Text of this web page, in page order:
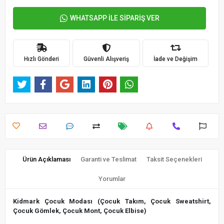
WHATSAPP İLE SİPARİŞ VER
Hızlı Gönderi Güvenli Alışveriş İade ve Değişim
Ürün Açıklaması Garanti ve Teslimat Taksit Seçenekleri
Yorumlar
Kidmark Çocuk Modası (Çocuk Takım, Çocuk Sweatshirt,
Çocuk Gömlek, Çocuk Mont, Çocuk Elbise)